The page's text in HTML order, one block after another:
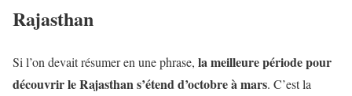
Rajasthan
Si l’on devait résumer en une phrase, la meilleure période pour
découvrir le Rajasthan s’étend d’octobre à mars. C’est la